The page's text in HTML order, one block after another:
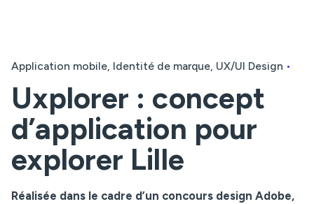
Application mobile Identité de marque UX/UI Design
Uxplorer : concept
d’application pour
explorer Lille
Réalisée dans le cadre d’un concours design Adobe,